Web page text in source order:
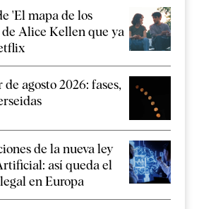
'El mapa de los
de Alice Kellen que ya
agosto 2026: fases,
de la nueva ley
así queda el
en Europa